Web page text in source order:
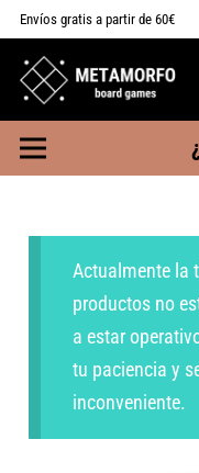
Envíos gratis a partir de 60€
Actualmente la
productos no
a estar
tu paciencia y
inconveniente.